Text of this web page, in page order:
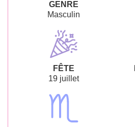
GENRE
Masculin
FÊTE
19 juillet